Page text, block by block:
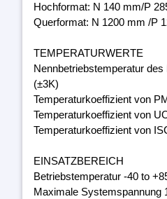
Hochformat: N 140 mm/P
Querformat: N 1200 mm /P
TEMPERATURWERTE
Nennbetriebstemperatur
(±3K)
Temperaturkoeffizient von
Temperaturkoeffizient von
Temperaturkoeffizient von
EINSATZBEREICH
Betriebstemperatur -40 to
Maximale Systemspannung